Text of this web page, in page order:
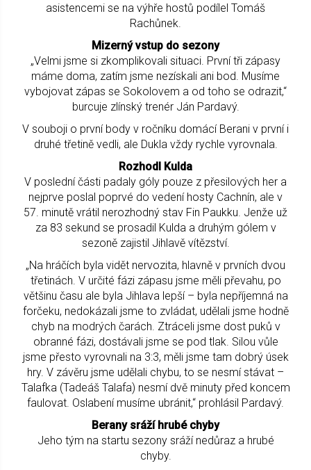
asistencemi se na výhře hostů podílel Tomáš
Rachůnek.
Mizerný vstup do sezony
„Velmi jsme si zkomplikovali situaci. První tři zápasy
máme doma, zatím jsme nezískali ani bod. Musíme
vybojovat zápas se Sokolovem a od toho se odrazit,“
burcuje zlínský trenér Ján Pardavý.
V souboji o první body v ročníku domácí Berani v první i
druhé třetině vedli, ale Dukla vždy rychle vyrovnala.
Rozhodl Kulda
V poslední části padaly góly pouze z přesilových her a
nejprve poslal poprvé do vedení hosty Cachnín, ale v
57. minutě vrátil nerozhodný stav Fin Paukku. Jenže už
za 83 sekund se prosadil Kulda a druhým gólem v
sezoně zajistil Jihlavě vítězství.
„Na hráčích byla vidět nervozita, hlavně v prvních dvou
třetinách. V určité fázi zápasu jsme měli převahu, po
většinu času ale byla Jihlava lepší – byla nepříjemná na
forčeku, nedokázali jsme to zvládat, udělali jsme hodně
chyb na modrých čarách. Ztráceli jsme dost puků v
obranné fázi, dostávali jsme se pod tlak. Silou vůle
jsme přesto vyrovnali na 3:3, měli jsme tam dobrý úsek
hry. V závěru jsme udělali chybu, to se nesmí stávat –
Talafka (Tadeáš Talafa) nesmí dvě minuty před koncem
faulovat. Oslabení musíme ubránit,“ prohlásil Pardavý.
Berany sráží hrubé chyby
Jeho tým na startu sezony sráží nedůraz a hrubé
chyby.